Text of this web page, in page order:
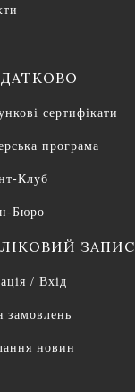
сертифікати
програма
Клуб
Бюро
ЗАПИС
/ Вхід
замовлень
новин